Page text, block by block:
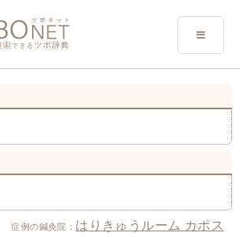
症例の鍼灸院： はりきゅうルーム カポス